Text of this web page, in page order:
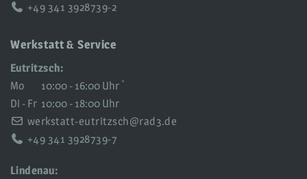
+49 341 3928739-2
Werkstatt & Service
Eutritzsch:
Mo
10:00 - 16:00 Uhr *
Di - Fr 10:00 - 18:00 Uhr
werkstatt-eutritzsch@rad3.de
+49 341 3928739-7
Lindenau: